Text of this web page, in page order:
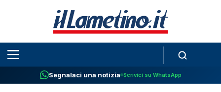
Segnalaci una notizia Scrivici su WhatsApp